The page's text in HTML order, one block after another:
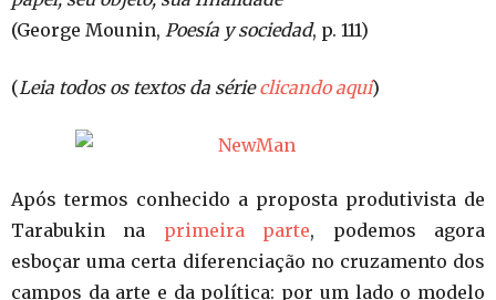
(George Mounin, Poesía y sociedad, p. 111)
(Leia todos os textos da sérieclicando aqui)
Após termos conhecido a proposta produtivista de
Tarabukin na primeira parte, podemos agora
esboçar uma certa diferenciação no cruzamento dos
campos da arte e da política: por um lado o modelo